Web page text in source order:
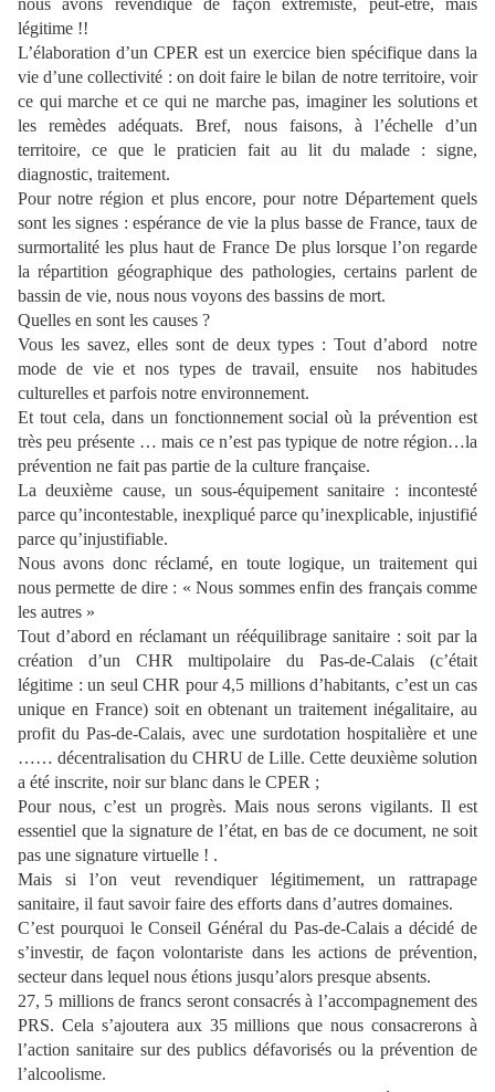
nous avons revendiqué de façon extrémiste, peut-être, mais
légitime !!
L’élaboration d’un CPER est un exercice bien spécifique dans la
vie d’une collectivité : on doit faire le bilan de notre territoire, voir
ce qui marche et ce qui ne marche pas, imaginer les solutions et
les remèdes adéquats. Bref, nous faisons, à l’échelle d’un
territoire, ce que le praticien fait au lit du malade : signe,
diagnostic, traitement.
Pour notre région et plus encore, pour notre Département quels
sont les signes : espérance de vie la plus basse de France, taux de
surmortalité les plus haut de France De plus lorsque l’on regarde
la répartition géographique des pathologies, certains parlent de
bassin de vie, nous nous voyons des bassins de mort.
Quelles en sont les causes ?
Vous les savez, elles sont de deux types : Tout d’abord notre
mode de vie et nos types de travail, ensuite
nos habitudes
culturelles et parfois notre environnement.
Et tout cela, dans un fonctionnement social où la prévention est
très peu présente … mais ce n’est pas typique de notre région…la
prévention ne fait pas partie de la culture française.
La deuxième cause, un sous-équipement sanitaire : incontesté
parce qu’incontestable, inexpliqué parce qu’inexplicable, injustifié
parce qu’injustifiable.
Nous avons donc réclamé, en toute logique, un traitement qui
nous permette de dire : « Nous sommes enfin des français comme
les autres »
Tout d’abord en réclamant un rééquilibrage sanitaire : soit par la
création d’un CHR multipolaire du Pas-de-Calais (c’était
légitime : un seul CHR pour 4,5 millions d’habitants, c’est un cas
unique en France) soit en obtenant un traitement inégalitaire, au
profit du Pas-de-Calais, avec une surdotation hospitalière et une
…… décentralisation du CHRU de Lille. Cette deuxième solution
a été inscrite, noir sur blanc dans le CPER ;
Pour nous, c’est un progrès. Mais nous serons vigilants. Il est
essentiel que la signature de l’état, en bas de ce document, ne soit
pas une signature virtuelle ! .
Mais si l’on veut revendiquer légitimement, un rattrapage
sanitaire, il faut savoir faire des efforts dans d’autres domaines.
C’est pourquoi le Conseil Général du Pas-de-Calais a décidé de
s’investir, de façon volontariste dans les actions de prévention,
secteur dans lequel nous étions jusqu’alors presque absents.
27, 5 millions de francs seront consacrés à l’accompagnement des
PRS. Cela s’ajoutera aux 35 millions que nous consacrerons à
l’action sanitaire sur des publics défavorisés ou la prévention de
l’alcoolisme.